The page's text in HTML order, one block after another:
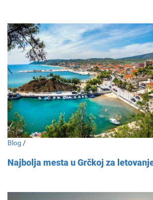
Blog /
Najbolja mesta u Grčkoj za